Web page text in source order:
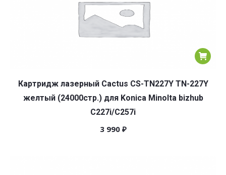
Картридж лазерный Cactus CS-TN227Y TN-227Y
желтый (24000стр.) для Konica Minolta bizhub
C227i/C257i
3 990 ₽